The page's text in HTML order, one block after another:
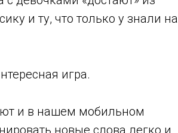
и ту, что только у знали на
игра.
и в нашем мобильном
новые слова легко и